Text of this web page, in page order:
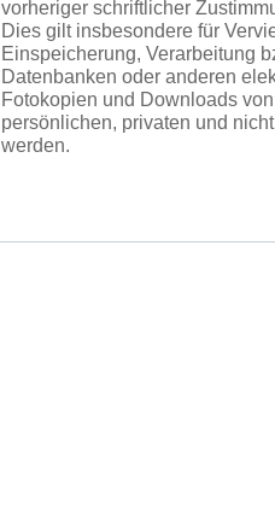
vorheriger schriftlicher
Dies gilt insbesondere für
Einspeicherung, Verarbeitung
Datenbanken oder anderen
Fotokopien und Downloads
persönlichen, privaten und
werden.